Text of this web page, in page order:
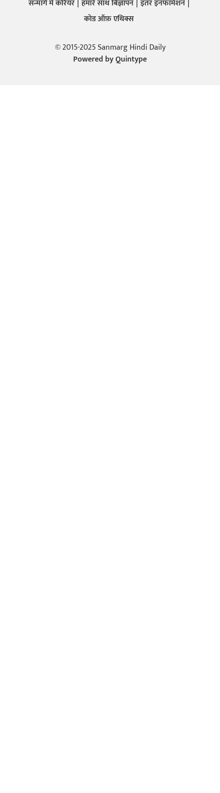
सन्मार्ग में करियर हमारे साथ बिज्ञापन इतर इनफार्मेशन
कोड ऑफ़ एथिक्स
© 2015-2025 Sanmarg Hindi Daily
Powered byQuintype